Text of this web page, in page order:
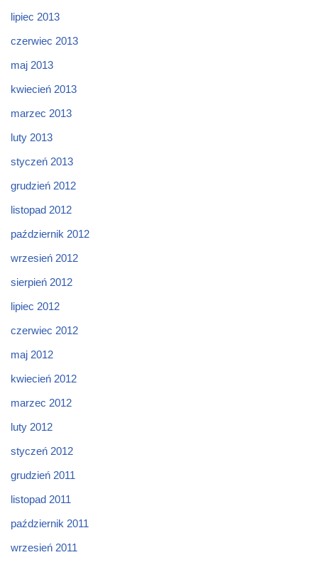
lipiec 2013
czerwiec 2013
maj 2013
kwiecień 2013
marzec 2013
luty 2013
styczeń 2013
grudzień 2012
listopad 2012
październik 2012
wrzesień 2012
sierpień 2012
lipiec 2012
czerwiec 2012
maj 2012
kwiecień 2012
marzec 2012
luty 2012
styczeń 2012
grudzień 2011
listopad 2011
październik 2011
wrzesień 2011